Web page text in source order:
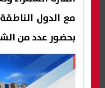
مع الدول
بحضور عدد من